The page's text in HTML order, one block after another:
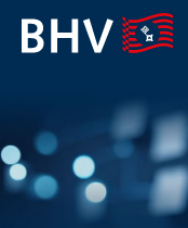
the
content